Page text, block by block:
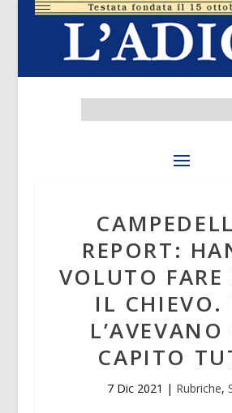
REPORT:
VOLUTO FARE
IL CHIEVO.
L’AVEVANO
CAPITO
7 Dic 2021 | Rubriche,